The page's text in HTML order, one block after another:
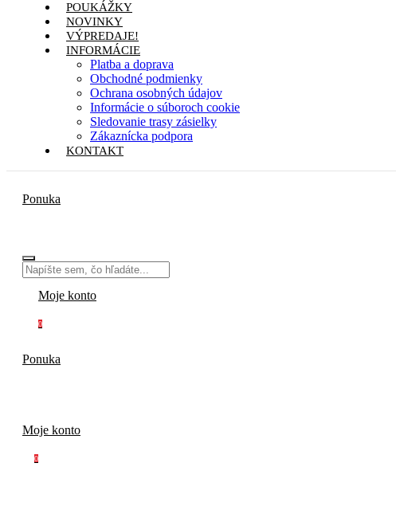
POUKÁŽKY
NOVINKY
VÝPREDAJE!
INFORMÁCIE
Platba a doprava
Obchodné podmienky
Ochrana osobných údajov
Informácie o súboroch cookie
Sledovanie trasy zásielky
Zákaznícka podpora
KONTAKT
Ponuka
Moje konto
0
Ponuka
Moje konto
0